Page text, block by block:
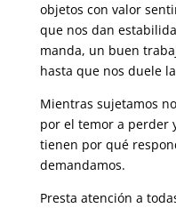
objetos con valor
que nos dan
manda, un buen
hasta que nos duele
Mientras sujetamos
por el temor a perder
tienen por qué
demandamos.
Presta atención a